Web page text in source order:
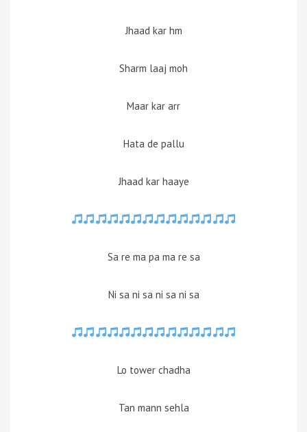
Jhaad kar hm
Sharm laaj moh
Maar kar arr
Hata de pallu
Jhaad kar haaye
Sa re ma pa ma re sa
Ni sa ni sa ni sa ni sa
Lo tower chadha
Tan mann sehla